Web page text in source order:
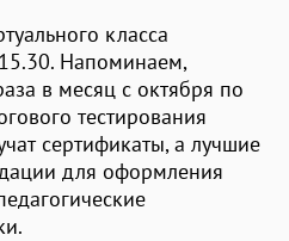
класса
Напоминаем,
в месяц с октября по
тестирования
сертификаты, а лучшие
для оформления